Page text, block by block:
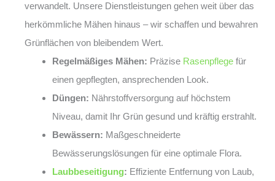
verwandelt. Unsere Dienstleistungen gehen weit über das
herkömmliche Mähen hinaus – wir schaffen und bewahren
Grünflächen von bleibendem Wert.
Regelmäßiges Mähen: Präzise Rasenpflege für
einen gepflegten, ansprechenden Look.
Düngen: Nährstoffversorgung auf höchstem
Niveau, damit Ihr Grün gesund und kräftig erstrahlt.
Bewässern: Maßgeschneiderte
Bewässerungslösungen für eine optimale Flora.
Laubbeseitigung: Effiziente Entfernung von Laub,